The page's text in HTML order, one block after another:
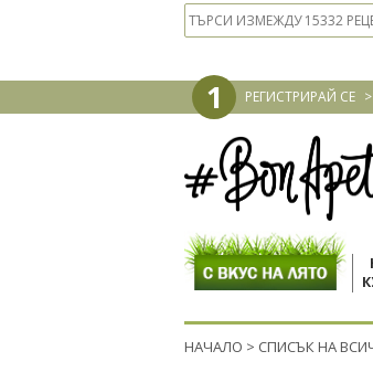
1 РЕГИСТРИРАЙ СЕ
НАЧАЛО > СПИСЪК НА